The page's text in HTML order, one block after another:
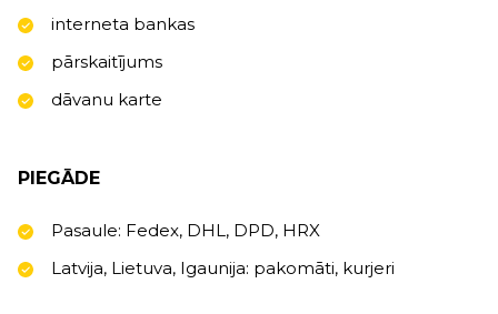
interneta bankas
pārskaitījums
dāvanu karte
PIEGĀDE
Pasaule: Fedex, DHL, DPD, HRX
Latvija, Lietuva, Igaunija: pakomāti, kurjeri